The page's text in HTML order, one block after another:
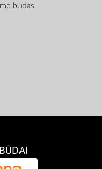
būdas